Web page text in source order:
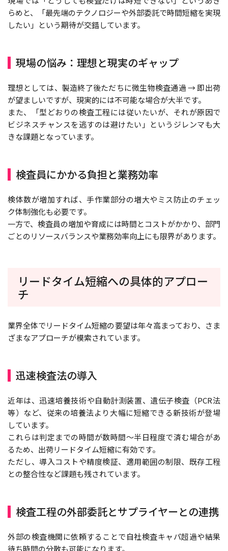
らめと、「最先端のテクノロジーや外部委託で時間短縮を実現
したい」という期待が交錯しています。
現場の悩み：理想と現実のギャップ
理想としては、製造終了後ただちに微生物検査通過 → 即出荷
が望ましいですが、現実的には不可能な場合が大半です。
また、「型どおりの検査工程には従いたいが、それが原因で
ビジネスチャンスを逃すのは避けたい」というジレンマも大
きな課題となっています。
検査員にかかる負担と業務効率
検体数が増加すれば、手作業部分の増大やミス防止のチェッ
ク体制強化も必要です。
一方で、検査員の増加や育成には時間とコストがかかり、部門
ごとのリソースバランスや業務効率向上にも限界があります。
リードタイム短縮への具体的アプロー
チ
業界全体でリードタイム短縮の要望は年々高まっており、さま
ざまなアプローチが模索されています。
迅速検査法の導入
近年は、迅速培養技術や自動計測装置、遺伝子検査（PCR法
等）など、従来の培養法より大幅に短縮できる新技術が登場
しています。
これらは判定までの時間が数時間～半日程度で済む場合があ
るため、出荷リードタイム短縮に有効です。
ただし、導入コストや精度検証、適用範囲の制限、既存工程
との整合性など課題も残されています。
検査工程の外部委託とサプライヤーとの連携
外部の検査機関に依頼することで自社検査キャパ超過や結果
待ち時間の分散も可能になります。